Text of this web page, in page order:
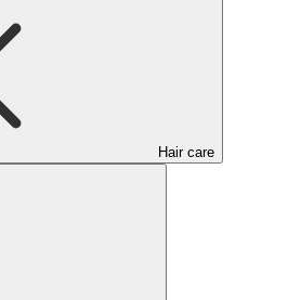
Hair care